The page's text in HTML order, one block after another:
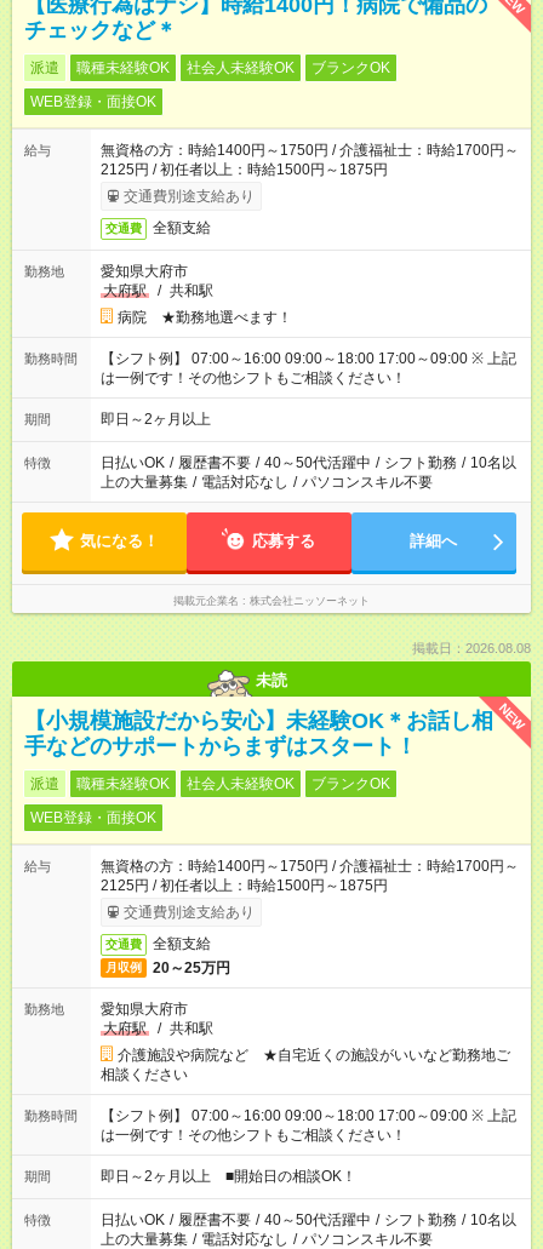
【医療行為はナシ】時給1400円！病院で備品の
チェックなど＊
派遣 職種未経験OK 社会人未経験OK
ブランクOK
WEB登録・面接OK
給与
無資格の方：時給1400円～1750円 / 介護福祉士：時給1700円～
2125円 / 初任者以上：時給1500円～1875円
交通費別途支給あり
交通費 全額支給
勤務地
愛知県大府市
大府駅
/ 共和駅
病院 ★勤務地選べます！
勤務時間
【シフト例】 07:00～16:00 09:00～18:00 17:00～09:00 ※ 上記
は一例です！その他シフトもご相談ください！
期間 即日～2ヶ月以上
特徴 日払いOK / 履歴書不要 / 40～50代活躍中 / シフト勤務 / 10名以
上の大量募集 / 電話対応なし / パソコンスキル不要
気になる！ 応募する 詳細へ
掲載元企業名 株式会社ニッソーネット
掲載日：2026.08.08
未読
NEW
【小規模施設だから安心】未経験OK＊お話し相
手などのサポートからまずはスタート！
派遣 職種未経験OK 社会人未経験OK
ブランクOK
WEB登録・面接OK
給与
無資格の方：時給1400円～1750円 / 介護福祉士：時給1700円～
2125円 / 初任者以上：時給1500円～1875円
交通費別途支給あり
交通費 全額支給
月収例 20～25万円
勤務地
愛知県大府市
大府駅
/ 共和駅
介護施設や病院など ★自宅近くの施設がいいなど勤務地ご
相談ください
勤務時間
【シフト例】 07:00～16:00 09:00～18:00 17:00～09:00 ※ 上記
は一例です！その他シフトもご相談ください！
期間 即日～2ヶ月以上 ■開始日の相談OK！
特徴 日払いOK / 履歴書不要 / 40～50代活躍中 / シフト勤務 / 10名以
上の大量募集 / 電話対応なし / パソコンスキル不要